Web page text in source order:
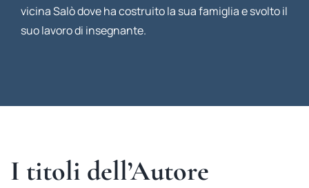
vicina Salò dove ha costruito la sua famiglia e svolto il
suo lavoro di insegnante.
I titoli dell’Autore